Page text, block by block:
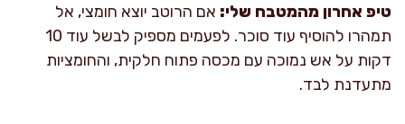
טיפ אחרון מהמטבח שלי: אם הרוטב יוצא חומצי, אל
תמהרו להוסיף עוד סוכר. לפעמים מספיק לבשל עוד 10
דקות על אש נמוכה עם מכסה פתוח חלקית, והחומציות
מתעדנת לבד.